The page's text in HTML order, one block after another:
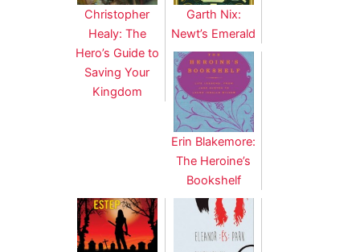
Christopher
Healy: The
Hero’s Guide to
Saving Your
Kingdom
Garth Nix:
Newt’s Emerald
Erin Blakemore:
The Heroine’s
Bookshelf